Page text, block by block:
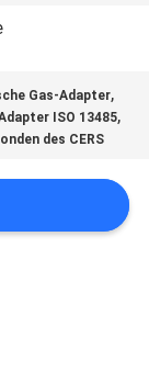
Gas-Adapter,
ISO 13485,
des CERS